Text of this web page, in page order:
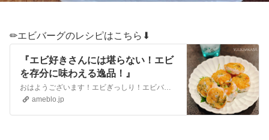
✏︎エビバーグのレシピはこちら⬇︎
『エビ好きさんには堪らない！エビ
を存分に味わえる逸品！』
おはようございます！エビぎっしり！エビバーグのご紹介です。エビを存分に味わえる逸品！エビは、すり身にする部分と、ぶつぶつ切る部分を合わせて、食感の違いを出しま…
ameblo.jp